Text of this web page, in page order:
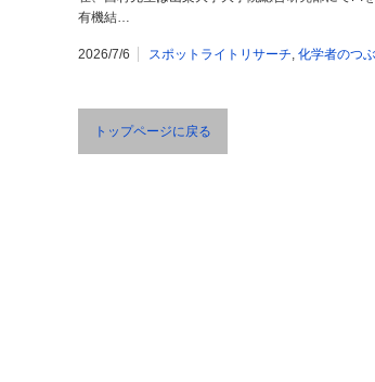
有機結…
2026/7/6 スポットライトリサーチ, 化学者のつ
トップページに戻る